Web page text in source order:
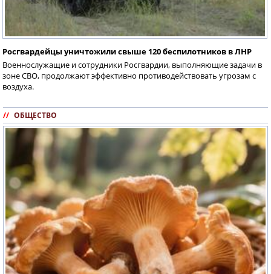
Росгвардейцы уничтожили свыше 120 беспилотников в ЛНР
Военнослужащие и сотрудники Росгвардии, выполняющие задачи в
зоне СВО, продолжают эффективно противодействовать угрозам с
воздуха.
// ОБЩЕСТВО